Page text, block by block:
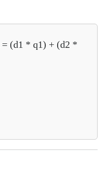
= (d1 * q1) + (d2 *